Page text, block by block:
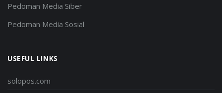
Pedoman Media Siber
Pedoman Media Sosial
USEFUL LINKS
solopos.com